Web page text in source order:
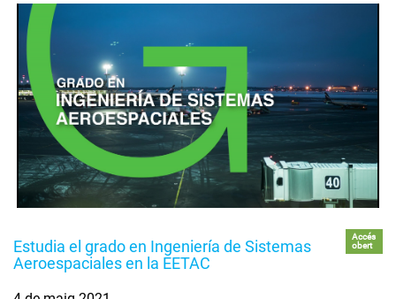
Estudia el grado en Ingeniería de Sistemas
Aeroespaciales en la EETAC
Accés
obert